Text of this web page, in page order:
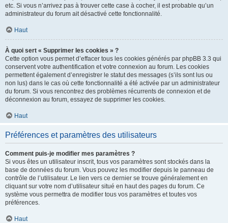
etc. Si vous n’arrivez pas à trouver cette case à cocher, il est probable qu’un
administrateur du forum ait désactivé cette fonctionnalité.
Haut
À quoi sert « Supprimer les cookies » ?
Cette option vous permet d’effacer tous les cookies générés par phpBB 3.3 qui
conservent votre authentification et votre connexion au forum. Les cookies
permettent également d’enregistrer le statut des messages (s’ils sont lus ou
non lus) dans le cas où cette fonctionnalité a été activée par un administrateur
du forum. Si vous rencontrez des problèmes récurrents de connexion et de
déconnexion au forum, essayez de supprimer les cookies.
Haut
Préférences et paramètres des utilisateurs
Comment puis-je modifier mes paramètres ?
Si vous êtes un utilisateur inscrit, tous vos paramètres sont stockés dans la
base de données du forum. Vous pouvez les modifier depuis le panneau de
contrôle de l’utilisateur. Le lien vers ce dernier se trouve généralement en
cliquant sur votre nom d’utilisateur situé en haut des pages du forum. Ce
système vous permettra de modifier tous vos paramètres et toutes vos
préférences.
Haut